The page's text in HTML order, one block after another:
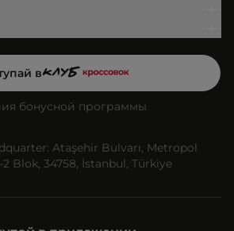
в
бонусной программы
Ataşehir Bulvarı, Metropol
Blok, 34758, İstanbul, Türkiye